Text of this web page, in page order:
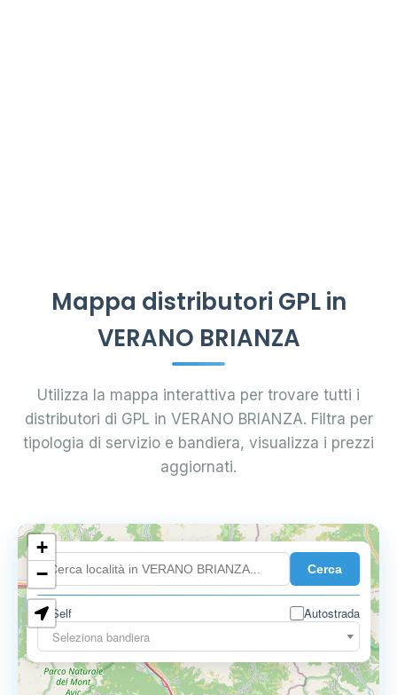
Mappa distributori GPL in
VERANO BRIANZA
Utilizza la mappa interattiva per trovare tutti i
distributori di GPL in VERANO BRIANZA. Filtra per
tipologia di servizio e bandiera, visualizza i prezzi
aggiornati.
Cerca
Self
Autostrada
Seleziona bandiera
0.899 €
+
−